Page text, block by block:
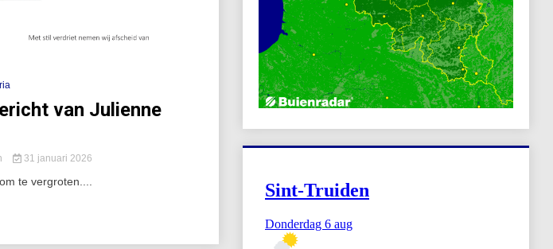
van Julienne
31 januari 2026
te vergroten....